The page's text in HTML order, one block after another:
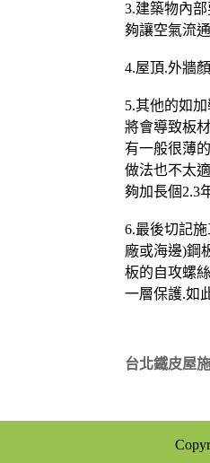
3.建築物內
夠讓空氣流
4.屋頂.外牆
5.其他的如
將會導致板
有一般很薄
做法也不太
夠加長個2.3
6.最後切記
廠或海邊)鋼
板的自攻螺
一層保護.如
台北鐵皮屋